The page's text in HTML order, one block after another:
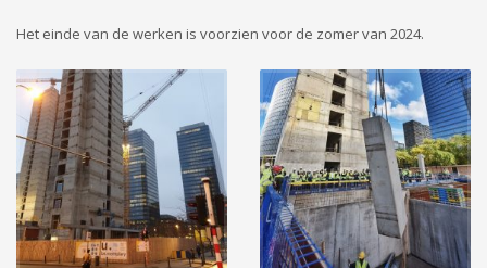
Het einde van de werken is voorzien voor de zomer van 2024.